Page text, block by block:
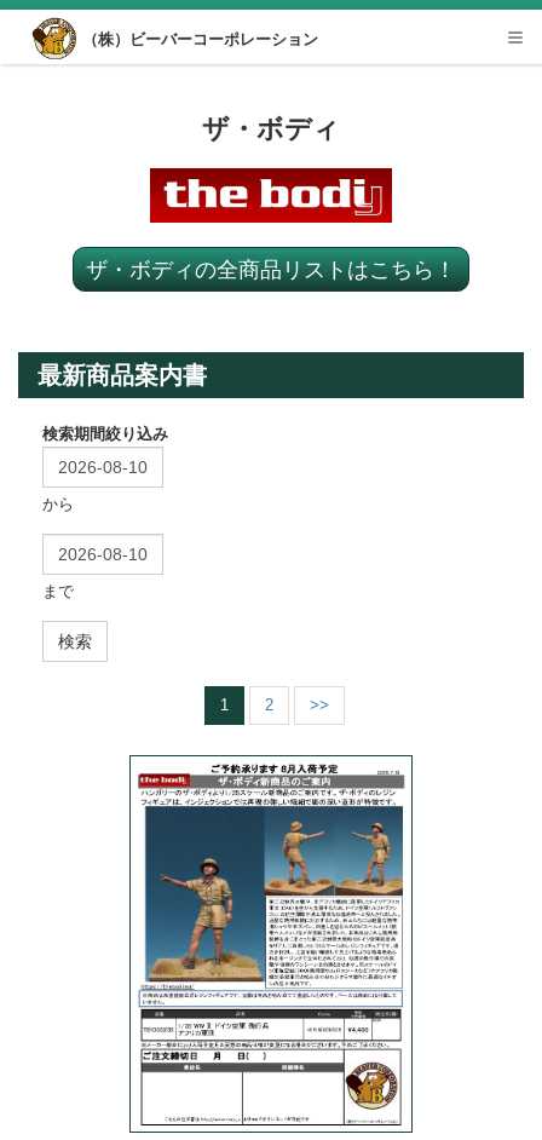
Desktop View
（株）ビーバーコーポレーション
ザ・ボディ
ザ・ボディの全商品リストはこちら！
最新商品案内書
検索期間絞り込み
から
まで
検索
1 2 >>